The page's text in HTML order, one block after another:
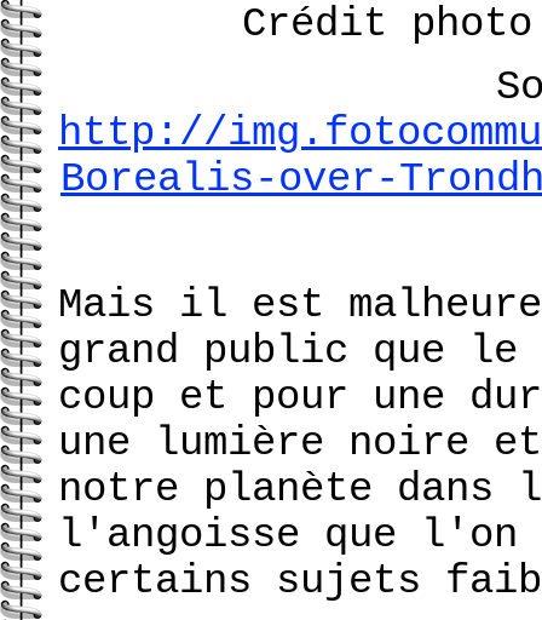
Crédit
http://
Borealis-over-
Mais il est
grand public que
coup et pour une
une lumière noire
notre planète dans
l'angoisse que l'on
certains sujets